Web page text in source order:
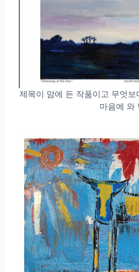
제목이 맘에 든 작품이고 무엇
마음에 와